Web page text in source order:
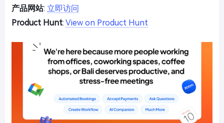
产品网站: 立即访问
Product Hunt: View on Product Hunt